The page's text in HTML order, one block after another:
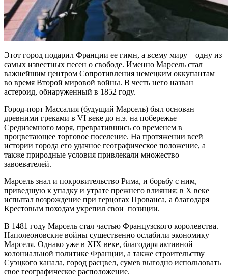
Этот город подарил Франции ее гимн, а всему миру – одну из
самых известных песен о свободе. Именно Марсель стал
важнейшим центром Сопротивления немецким оккупантам
во время Второй мировой войны. В честь него назван
астероид, обнаруженный в 1852 году.
Город-порт Массалия (будущий Марсель) был основан
древними греками в VI веке до н.э. на побережье
Средиземного моря, превратившись со временем в
процветающее торговое поселение. На протяжении всей
истории города его удачное географическое положение, а
также природные условия привлекали множество
завоевателей.
Марсель знал и покровительство Рима, и борьбу с ним,
приведшую к упадку и утрате прежнего влияния; в X веке
испытал возрождение при герцогах Прованса, а благодаря
Крестовым походам укрепил свои позиции.
В 1481 году Марсель стал частью Французского королевства.
Наполеоновские войны существенно ослабили экономику
Марселя. Однако уже в XIX веке, благодаря активной
колониальной политике Франции, а также строительству
Суэцкого канала, город расцвел, сумев выгодно использовать
свое географическое расположение.